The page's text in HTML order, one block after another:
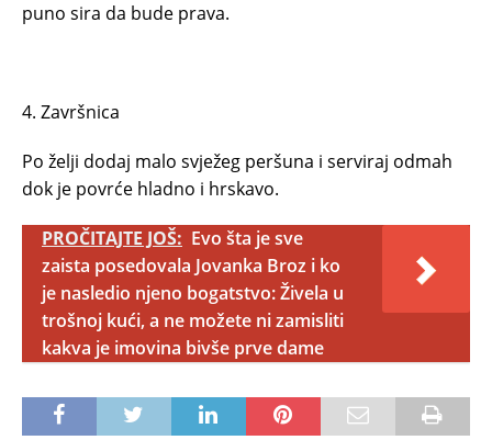
puno sira da bude prava.
4. Završnica
Po želji dodaj malo svježeg peršuna i serviraj odmah
dok je povrće hladno i hrskavo.
PROČITAJTE JOŠ: Evo šta je sve
zaista posedovala Jovanka Broz i ko
je nasledio njeno bogatstvo: Živela u
trošnoj kući, a ne možete ni zamisliti
kakva je imovina bivše prve dame